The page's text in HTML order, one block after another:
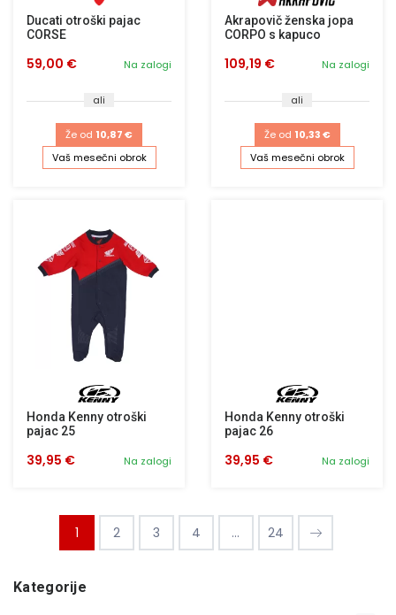
Ducati otroški pajac
CORSE
Na zalogi
59,00 €
ali
Že od 10,87 €
Vaš mesečni obrok
Akrapovič ženska jopa
CORPO s kapuco
Na zalogi
109,19 €
ali
Že od 10,33 €
Vaš mesečni obrok
Honda Kenny otroški
pajac 25
Na zalogi
39,95 €
Honda Kenny otroški
pajac 26
Na zalogi
39,95 €
1 2 3 4 ... 24
Kategorije